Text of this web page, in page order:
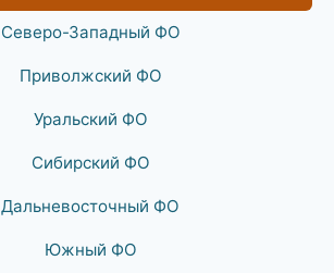
Северо-Западный ФО
Приволжский ФО
Уральский ФО
Сибирский ФО
Дальневосточный ФО
Южный ФО